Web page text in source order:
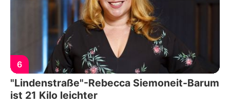
6
"Lindenstraße"-Rebecca Siemoneit-Barum
ist 21 Kilo leichter